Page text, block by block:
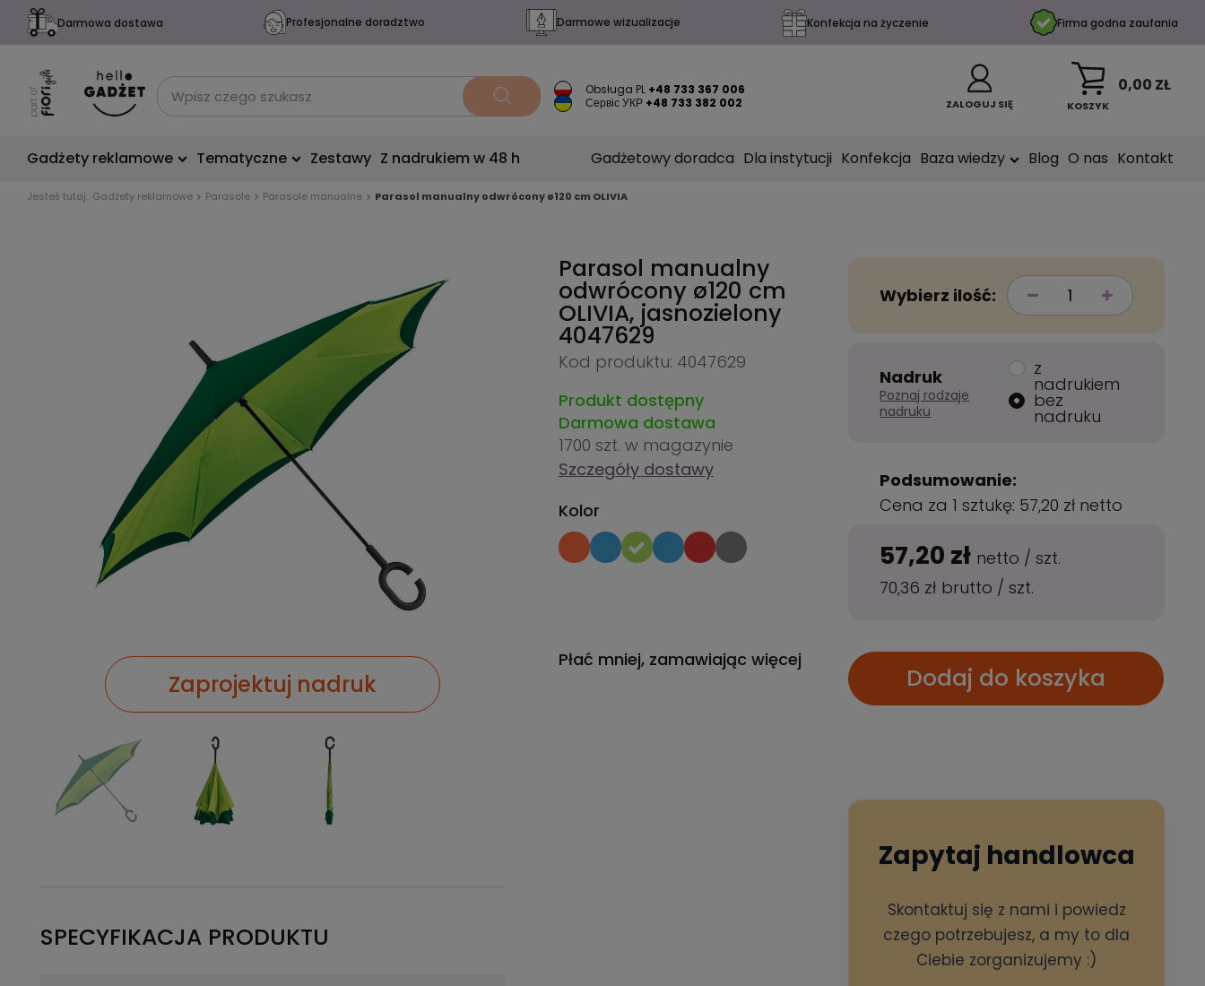
Darmowa dostawa Profesjonalne doradztwo Darmowe wizualizacje Konfekcja na życzenie Firma godna zaufania
Obsługa PL +48 733 367 006
Сервіс УКР +48 733 382 002 ZALOGUJ SIĘ KOSZYK
0,00 ZŁ
Gadżety reklamowe Tematyczne Zestawy Z nadrukiem w 48 h Gadżetowy doradca Dla instytucji Konfekcja Baza wiedzy Blog O nas Kontakt
Jesteś tutaj: Gadżety reklamowe Parasole Parasole manualne Parasol manualny odwrócony ø120 cm OLIVIA
Zaprojektuj nadruk
SPECYFIKACJA PRODUKTU
Parasol manualny
odwrócony ø120 cm
OLIVIA, jasnozielony
4047629
Kod produktu: 4047629
Produkt dostępny
Darmowa dostawa
1700 szt. w magazynie
Szczegóły dostawy
Kolor
Płać mniej, zamawiając więcej
Wybierz ilość:
Nadruk
Poznaj rodzaje
nadruku
z
nadrukiem
bez
nadruku
Podsumowanie:
Cena za 1 sztukę: 57,20 zł netto
57,20 zł netto /szt.
70,36 zł brutto /szt.
Dodaj do koszyka
Zapytaj handlowca
Skontaktuj się z nami i powiedz
czego potrzebujesz, a my to dla
Ciebie zorganizujemy :)